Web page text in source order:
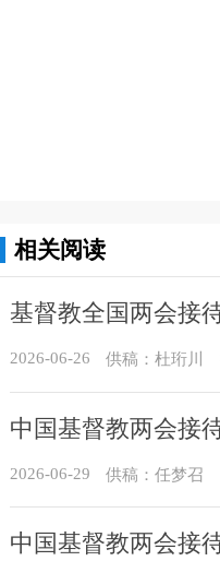
相关阅读
2026-06-26 供稿：杜珩川
2026-06-29 供稿：任梦召
中国基督教两会接